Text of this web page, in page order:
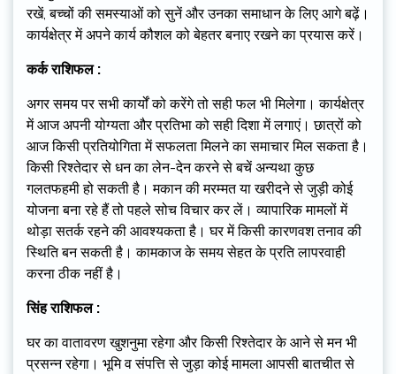
रखें, बच्चों की समस्याओं को सुनें और उनका समाधान के लिए आगे बढ़ें।
कार्यक्षेत्र में अपने कार्य कौशल को बेहतर बनाए रखने का प्रयास करें।
कर्क राशिफल :
अगर समय पर सभी कार्यों को करेंगे तो सही फल भी मिलेगा। कार्यक्षेत्र
में आज अपनी योग्यता और प्रतिभा को सही दिशा में लगाएं। छात्रों को
आज किसी प्रतियोगिता में सफलता मिलने का समाचार मिल सकता है।
किसी रिश्तेदार से धन का लेन-देन करने से बचें अन्यथा कुछ
गलतफहमी हो सकती है। मकान की मरम्मत या खरीदने से जुड़ी कोई
योजना बना रहे हैं तो पहले सोच विचार कर लें। व्यापारिक मामलों में
थोड़ा सतर्क रहने की आवश्यकता है। घर में किसी कारणवश तनाव की
स्थिति बन सकती है। कामकाज के समय सेहत के प्रति लापरवाही
करना ठीक नहीं है।
सिंह राशिफल :
घर का वातावरण खुशनुमा रहेगा और किसी रिश्तेदार के आने से मन भी
प्रसन्न रहेगा। भूमि व संपत्ति से जुड़ा कोई मामला आपसी बातचीत से